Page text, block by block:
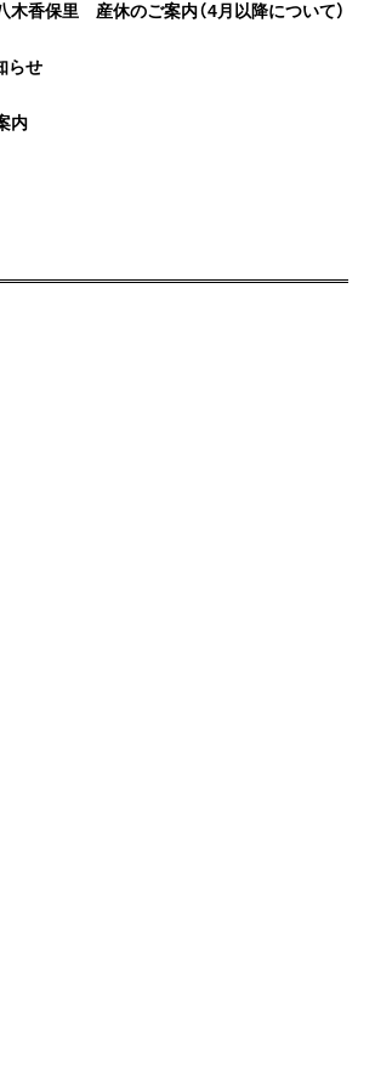
木香保里 産休のご案内（4月以降について）
らせ
内